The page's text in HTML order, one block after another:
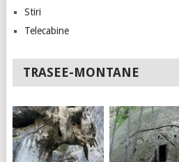
Stiri
Telecabine
TRASEE-MONTANE